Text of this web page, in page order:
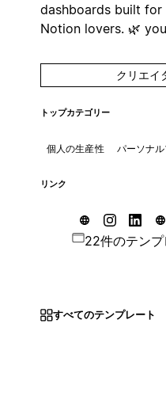
dashboards built
Notion lovers. 🌿
クリエイ
トップカテゴリー
個人の生産性 パーソナ
リンク
22件のテンプ
すべてのテンプレート